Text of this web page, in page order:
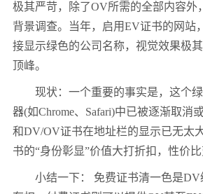
极其严苛，除了OV所需的全部内容外
背景调查。当年，启用EV证书的网站
接显示绿色的公司名称，视觉效果极
顶峰。
现状：一个重要的事实是，这个绿
器(如Chrome、Safari)中已被逐渐取消
和DV/OV证书在地址栏的显示已无太
书的“身份彰显”价值大打折扣，性价比
小结一下： 免费证书清一色是DV